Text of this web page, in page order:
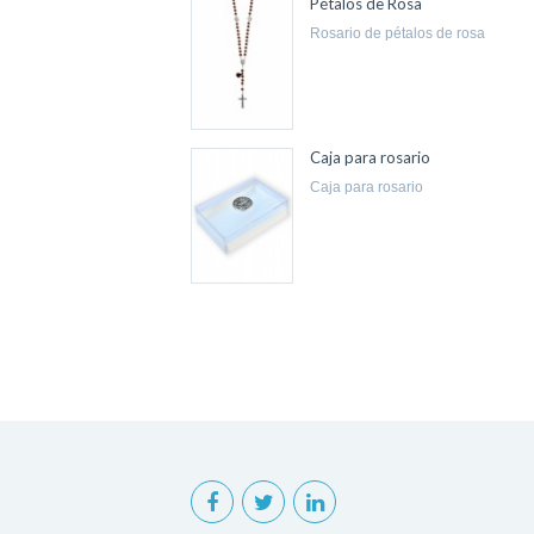
rosario de pétalos de rosa
Caja para rosario
caja para rosario